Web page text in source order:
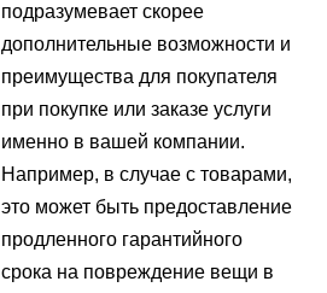
подразумевает скорее
дополнительные возможности и
преимущества для покупателя
при покупке или заказе услуги
именно в вашей компании.
Например, в случае с товарами,
это может быть предоставление
продленного гарантийного
срока на повреждение вещи в